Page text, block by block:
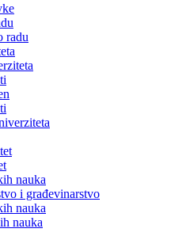
radu
nauka
i građevinarstvo
nauka
nauka